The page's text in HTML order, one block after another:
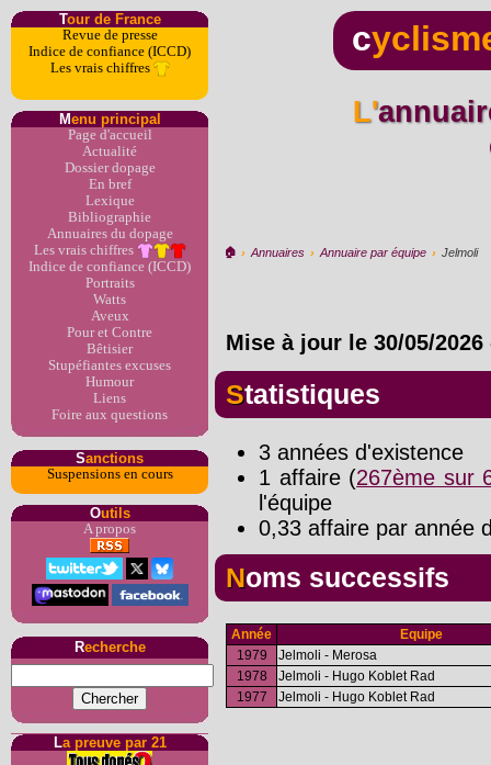
Tour de France
Revue de presse
Indice de confiance (ICCD)
Les vrais chiffres
Menu principal
Page d'accueil
Actualité
Dossier dopage
En bref
Lexique
Bibliographie
Annuaires du dopage
Les vrais chiffres
Indice de confiance (ICCD)
Portraits
Watts
Aveux
Pour et Contre
Bêtisier
Stupéfiantes excuses
Humour
Liens
Foire aux questions
Sanctions
Suspensions en cours
Outils
A propos
Recherche
La preuve par 21
c
L'annuaire du dopage par
🏠︎ › Annuaires › Annuaire par équipe › Jelmoli
Mise à jour le 30/05/2026
Statistiques
3 années d'existence
1 affaire (267ème sur
l'équipe
0,33 affaire par année
Noms successifs
Année
Equipe
1979
Jelmoli - Merosa
1978
Jelmoli - Hugo Koblet Rad
1977
Jelmoli - Hugo Koblet Rad